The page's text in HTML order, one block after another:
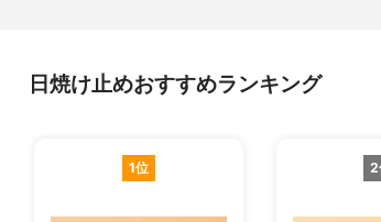
日焼け止めおすすめランキング
1位 2